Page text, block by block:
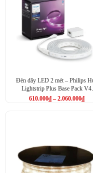
Đèn dây LED 2 mét – Philips
Lightstrip Plus Base Pack V4
(PHLSPAPR)
610.000₫ – 2.060.000₫